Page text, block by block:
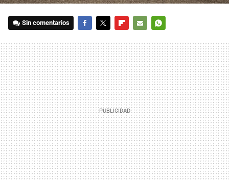
Sin comentarios
MAIL